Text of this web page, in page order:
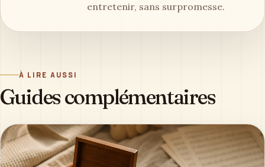
entretenir, sans surpromesse.
À LIRE AUSSI
Guides complémentaires